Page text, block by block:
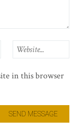
in this browser